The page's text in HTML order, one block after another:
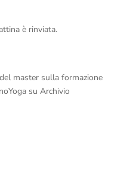
è rinviata.
master sulla formazione
su Archivio